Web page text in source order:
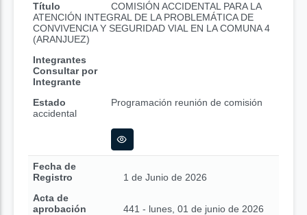
Título
COMISIÓN ACCIDENTAL PARA LA
ATENCIÓN INTEGRAL DE LA PROBLEMÁTICA DE
CONVIVENCIA Y SEGURIDAD VIAL EN LA COMUNA 4
(ARANJUEZ)
Integrantes
Consultar por
Integrante
Estado
Programación reunión de comisión
accidental
Fecha de
Registro
1 de Junio de 2026
Acta de
aprobación
441 - lunes, 01 de junio de 2026